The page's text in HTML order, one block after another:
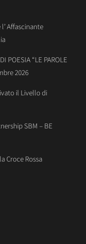
Affascinante
POESIA “LE PAROLE
2026
il Livello di
SBM – BE
Croce Rossa